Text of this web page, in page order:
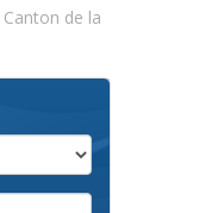
Canton de la